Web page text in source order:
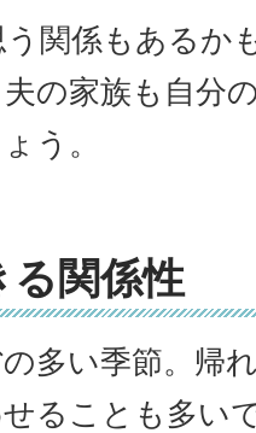
関係もあるか
の家族も自分
う。
る関係性
多い季節。帰
ることも多い